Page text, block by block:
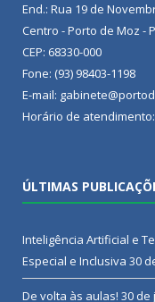
End.: Rua 19 de
Centro - Porto de Moz -
CEP: 68330-000
Fone: (93) 98403-1198
E-mail:
Horário de atendimento:
ÚLTIMAS
Inteligência Artificial e
Especial e Inclusiva 30
De volta às aulas! 30 de